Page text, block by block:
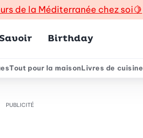
de la Méditerranée chez soi🍋
Savoir Birthday
Tout pour la maisonLivres de cuisine
PUBLICITÉ